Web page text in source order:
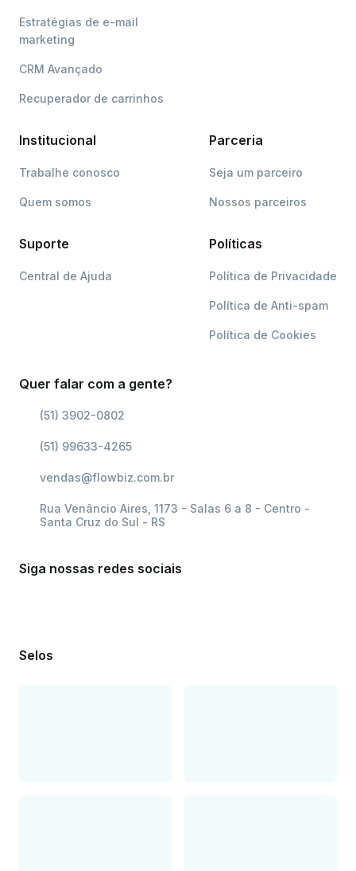
Estratégias de e-mail
marketing
CRM Avançado
Recuperador de carrinhos
Institucional
Trabalhe conosco
Quem somos
Parceria
Seja um parceiro
Nossos parceiros
Suporte
Central de Ajuda
Políticas
Política de Privacidade
Política de Anti-spam
Política de Cookies
Quer falar com a gente?
(51) 3902-0802
(51) 99633-4265
vendas@flowbiz.com.br
Rua Venâncio Aires, 1173 - Salas 6 a 8 - Centro -
Santa Cruz do Sul - RS
Siga nossas redes sociais
Selos